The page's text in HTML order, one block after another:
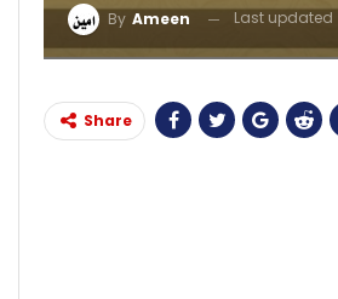
By Ameen Last updated
Share